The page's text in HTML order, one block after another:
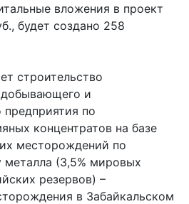
вложения в проект
будет создано 258
строительство
и
по
концентратов на базе
месторождений по
металла (3,5% мировых
резервов) –
в Забайкальском